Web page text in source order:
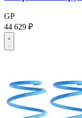
GP
44 629 ₽